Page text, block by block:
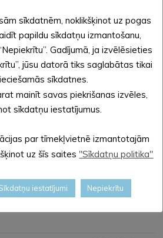
par tradīciju. Šim pasākumam
Alūksnes novada teritorijā
kopš 2024. gada 28. jūlijam.
vecāki, kuri vēlas un ir ar mieru,
pasākumā, aicināti pieteikties
uz e-pastu:
vai personīgi Dzimtsarakstu nodaļā
vai 105. kabinetā.
sabiedrisko attiecību speciāliste
sīkdatnēm, noklikšķinot uz pogas
papildu sīkdatņu izmantošanu,
Gadījumā, ja izvēlēsieties
jūsu datorā tiks saglabātas tikai
sīkdatnes.
mainīt savas piekrišanas izvēles,
sīkdatņu iestatījumus.
par tīmekļvietnē izmantotajām
uz šīs saites "Sīkdatņu politika"
iestatījumi Nepiekrītu